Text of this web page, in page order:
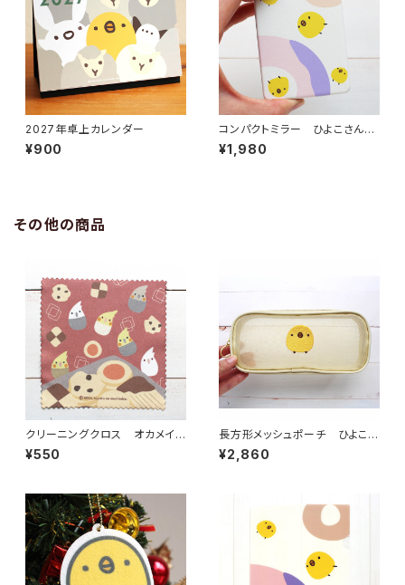
2027年卓上カレンダー
¥900
コンパクトミラー ひよこさんド
ーナツ
¥1,980
その他の商品
クリーニングクロス オカメイン
コクッキー
¥550
長方形メッシュポーチ ひよこさ
ん
¥2,860